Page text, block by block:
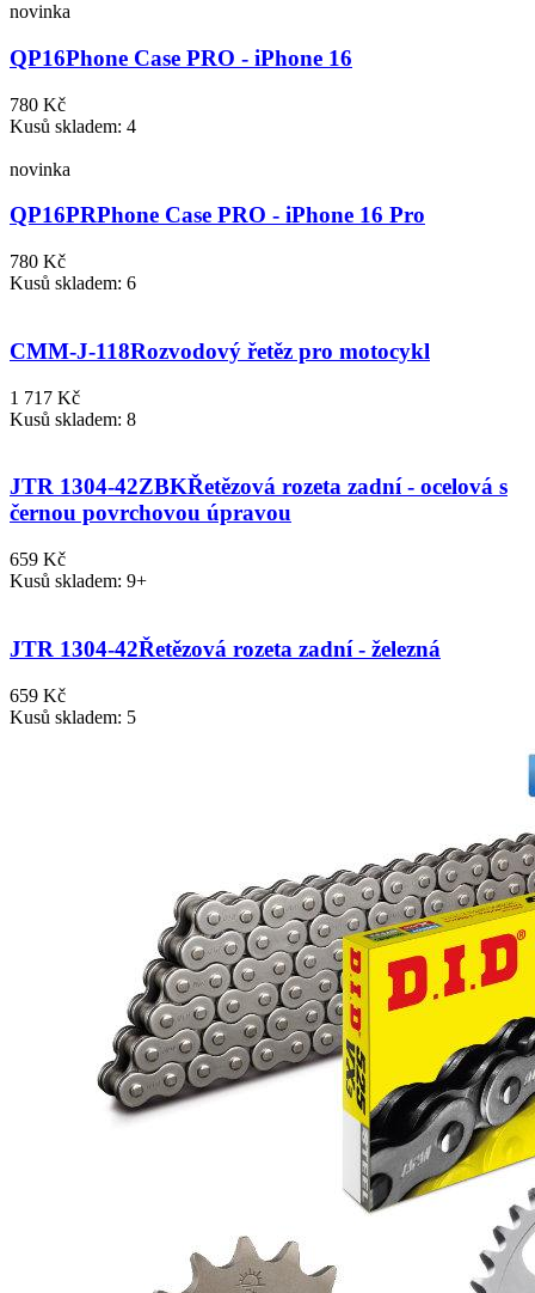
novinka
QP16Phone Case PRO - iPhone 16
780 Kč
Kusů skladem: 4
novinka
QP16PRPhone Case PRO - iPhone 16 Pro
780 Kč
Kusů skladem: 6
CMM-J-118Rozvodový řetěz pro motocykl
1 717 Kč
Kusů skladem: 8
JTR 1304-42ZBKŘetězová rozeta zadní - ocelová s
černou povrchovou úpravou
659 Kč
Kusů skladem: 9+
JTR 1304-42Řetězová rozeta zadní - železná
659 Kč
Kusů skladem: 5